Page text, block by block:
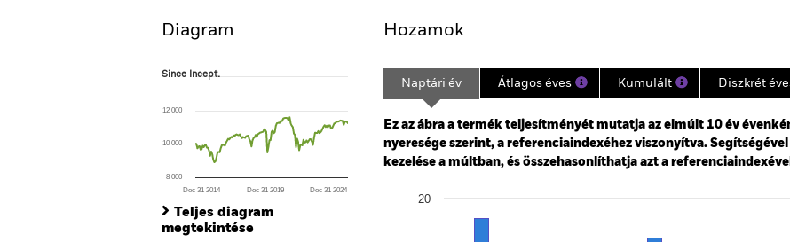
Diagram
Since Incept.
The chart has 1 X axis displaying Time. Range: 2014-07-01 00:00:00 to 2026-07-31 00:00:00.
The chart has 1 Y axis displaying values. Range: -20 to 40.
Since Incept.
Dec 31 2014 Dec 31 2019 Dec 31 2024
8 000
10 000
12 000
Teljes diagram
megtekintése
Hozamok
Naptári év Átlagos éves Kumulált Diszkrét
Ez az ábra a termék teljesítményét mutatja az elmúlt 10 év
nyeresége szerint, a referenciaindexéhez viszonyítva.
kezelése a múltban, és összehasonlíthatja azt a
Bar chart with 2 data series.
The chart has 1 X axis displaying categories.
The chart has 1 Y axis displaying Values. Range: -20 to 20.
20